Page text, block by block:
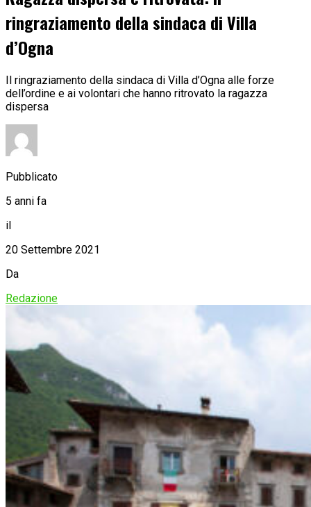
ringraziamento della sindaca di Villa
d’Ogna
Il ringraziamento della sindaca di Villa d’Ogna alle forze
dell’ordine e ai volontari che hanno ritrovato la ragazza
dispersa
Pubblicato
5 anni fa
il
20 Settembre 2021
Da
Redazione